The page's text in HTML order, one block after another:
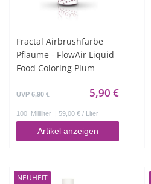
Fractal Airbrushfarbe
Pflaume - FlowAir Liquid
Food Coloring Plum
UVP 6,90 € 5,90 €
100 Milliliter | 59,00 € / Liter
Artikel anzeigen
NEUHEIT